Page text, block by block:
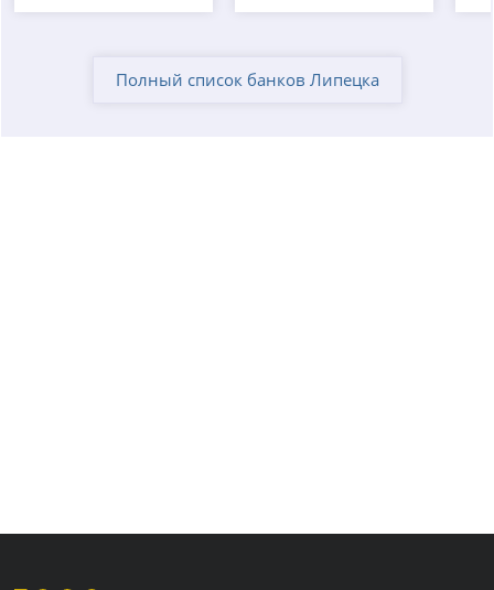
Полный список банков Липецка